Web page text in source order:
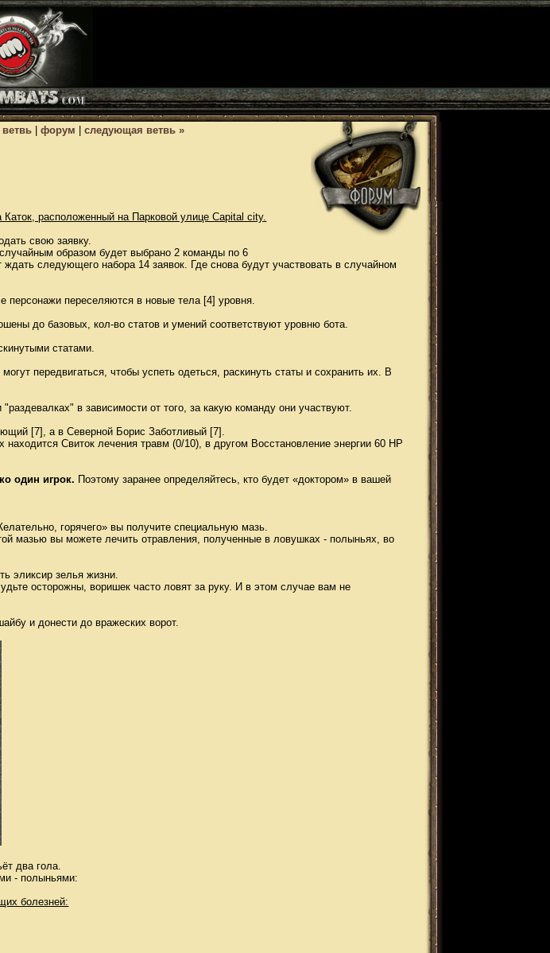
| форум следующая ветвь »
Каток, расположенный на Парковой улице Capital city.
свою заявку.
образом будет выбрано 2 команды по 6
следующего набора 14 заявок. Где снова будут участвовать в случайном
персонажи переселяются в новые тела [4] уровня.
до базовых, кол-во статов и умений соответствуют уровню бота.
статами.
передвигаться, чтобы успеть одеться, раскинуть статы и сохранить их. В
в зависимости от того, за какую команду они участвуют.
[7], а в Северной Борис Заботливый [7].
Свиток лечения травм (0/10), в другом Восстановление энергии 60 HP
один игрок. Поэтому заранее определяйтесь, кто будет «доктором» в вашей
горячего» вы получите специальную мазь.
мазью вы можете лечить отравления, полученные в ловушках - полыньях, во
эликсир зелья жизни.
осторожны, воришек часто ловят за руку. И в этом случае вам не
и донести до вражеских ворот.
два гола.
- полыньями:
болезней: